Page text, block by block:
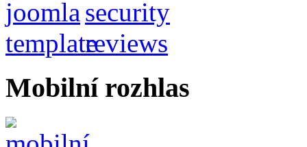
Mobilní rozhlas